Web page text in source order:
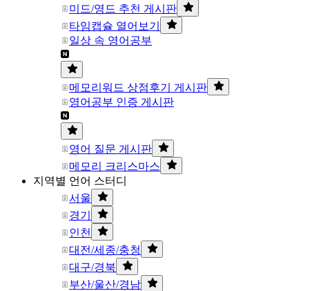
미드/영드 추천 게시판
타임캡슐 열어보기
일상 속 영어공부
메모리워드 상점후기 게시판
영어공부 인증 게시판
영어 질문 게시판
메모리 크리스마스
지역별 언어 스터디
서울
경기
인천
대전/세종/충청
대구/경북
부산/울산/경남